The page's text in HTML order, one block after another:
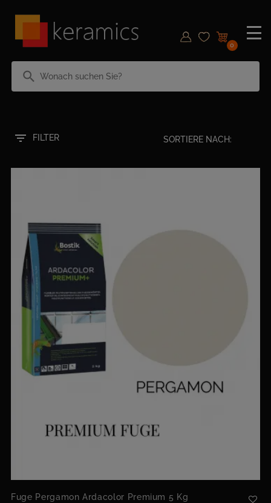
search
0
filter_list FILTER SORTIERE NACH:
Fuge Pergamon Ardacolor Premium 5 Kg